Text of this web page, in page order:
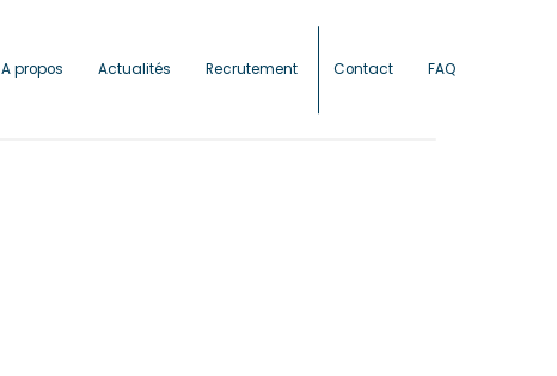
A propos Actualités Recrutement Contact FAQ